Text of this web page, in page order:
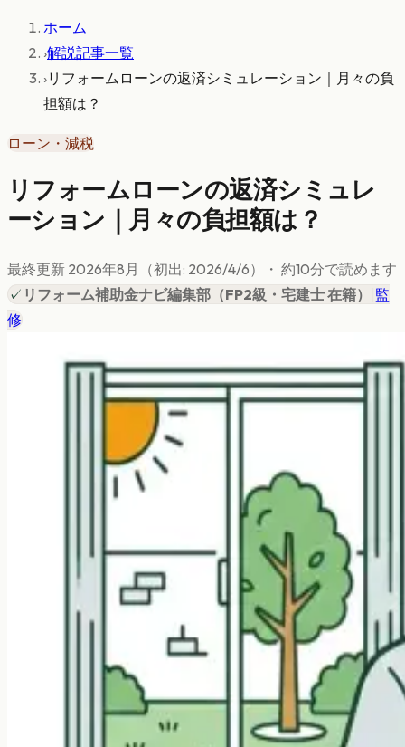
ホーム
›解説記事一覧
›リフォームローンの返済シミュレーション｜月々の負
担額は？
ローン・減税
リフォームローンの返済シミュレ
ーション｜月々の負担額は？
最終更新 2026年8月 （初出: 2026/4/6） ・ 約10分で読めます
✓ リフォーム補助金ナビ編集部 （FP2級・宅建士 在籍）
監
修